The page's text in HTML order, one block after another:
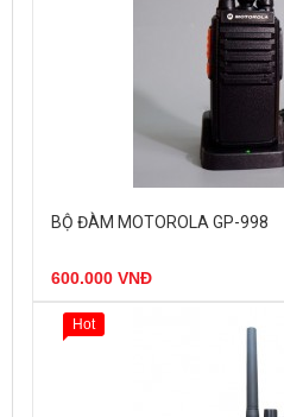
BỘ ĐÀM MOTOROLA GP-998
600.000 VNĐ
Hot